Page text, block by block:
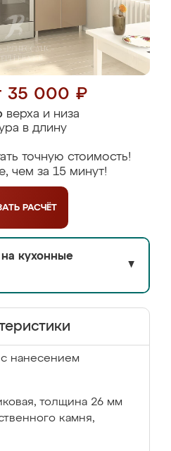
35 000 ₽
верха и низа
в длину
точную стоимость!
чем за 15 минут!
РАСЧЁТ
на кухонные
▼
с нанесением
толщина 26 мм
камня,